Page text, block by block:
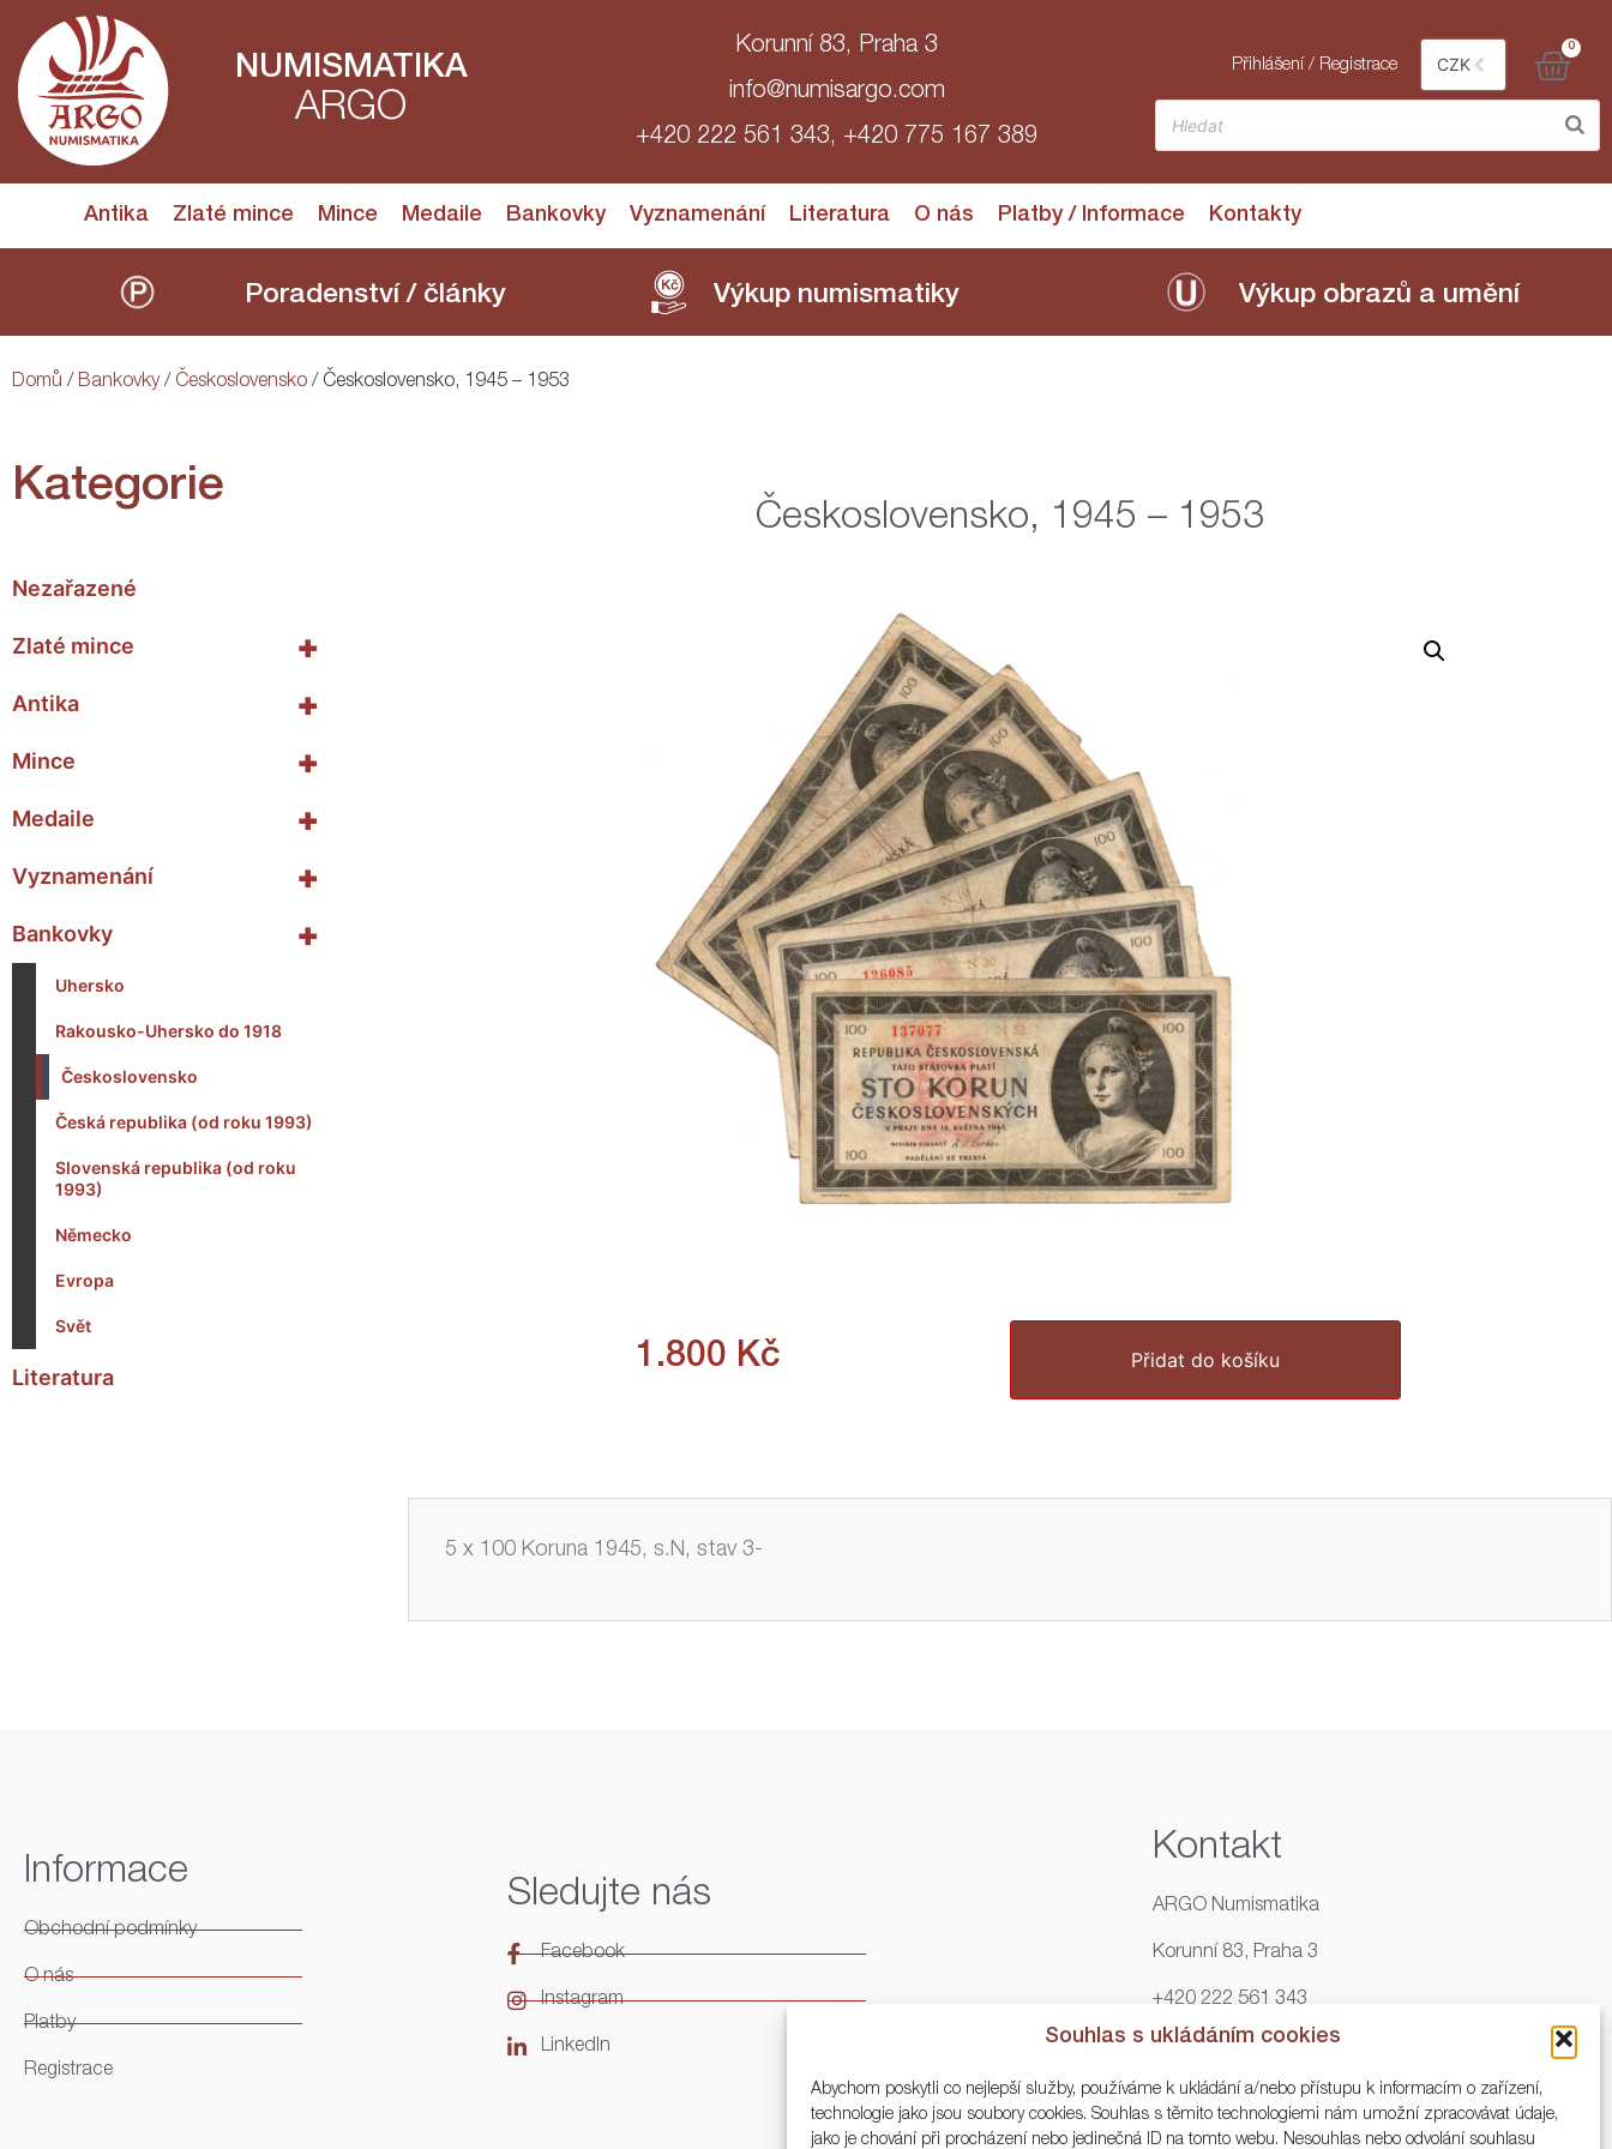
Souhlas s ukládáním cookies
Abychom poskytli co nejlepší služby, používáme k ukládání a/nebo přístupu k informacím o zařízení,
technologie jako jsou soubory cookies. Souhlas s těmito technologiemi nám umožní zpracovávat údaje,
jako je chování při procházení nebo jedinečná ID na tomto webu. Nesouhlas nebo odvolání souhlasu
NUMISMATIKA
ARGO
Korunní 83, Praha 3
info@numisargo.com
+420 222 561 343, +420 775 167 389
Přihlášení / Registrace CZK
0
Antika Zlaté mince Mince Medaile Bankovky Vyznamenání Literatura O nás Platby / Informace Kontakty
Poradenství / články Výkup numismatiky Výkup obrazů a umění
Domů / Bankovky/ Československo / Československo, 1945 – 1953
Kategorie
Nezařazené
+
Zlaté mince
+
Antika
+
Mince
+
Medaile
+
Vyznamenání
+
Bankovky
Uhersko
Rakousko-Uhersko do 1918
Československo
Česká republika (od roku 1993)
Slovenská republika (od roku
1993)
Německo
Evropa
Svět
Literatura
Československo, 1945 – 1953
1.800 Kč Přidat do košíku
5 x 100 Koruna 1945, s.N, stav 3-
Informace
Obchodní podmínky
O nás
Platby
Registrace
Sledujte nás
Facebook
Instagram
LinkedIn
Kontakt
ARGO Numismatika
Korunní 83, Praha 3
+420 222 561 343
+420 773 025 117
info@numisargo.com